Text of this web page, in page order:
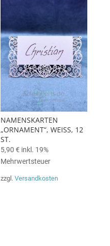
NAMENSKARTEN
„ORNAMENT“, WEISS, 12
ST.
5,90€ inkl. 19%
Mehrwertsteuer
zzgl.Versandkosten